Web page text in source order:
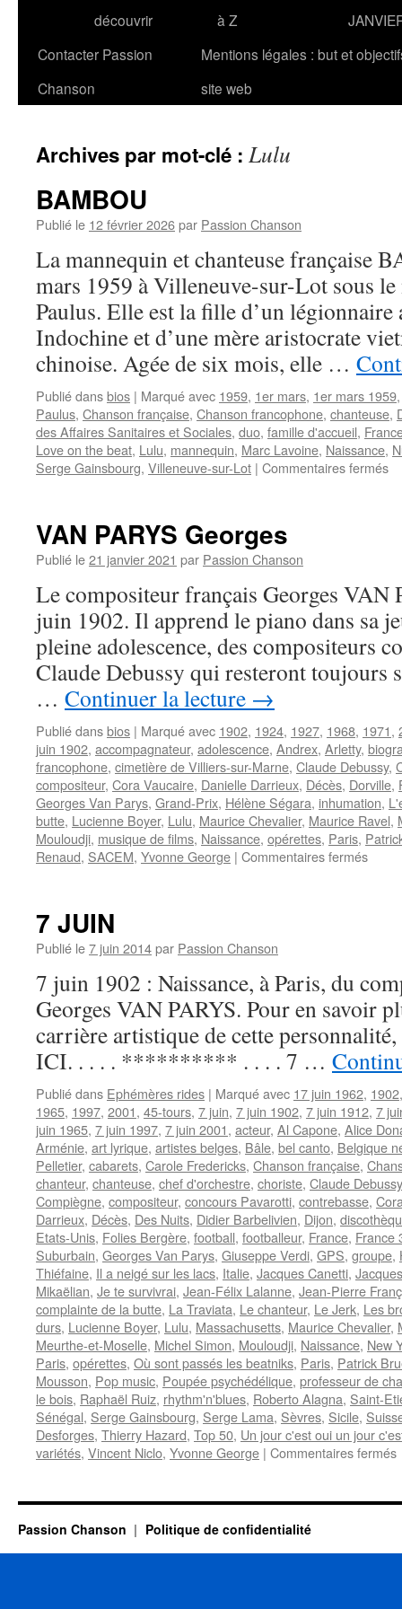
découvrir
à Z
Contacter Passion
Chanson
Mentions légales : but et
site web
Archives par mot-clé : Lulu
BAMBOU
Publié le 12 février 2026par Passion Chanson
La mannequin et chanteuse française
mars 1959 à Villeneuve-sur-Lot sous
Paulus. Elle est la fille d’un légionnaire
Indochine et d’une mère aristocrate
chinoise. Agée de six mois, elle …
Publié dansbios | Marqué avec 1959, 1er mars, 1er mars 1959
Paulus, Chanson française, Chanson francophone, chanteuse,
des Affaires Sanitaires et Sociales, duo, famille d'accueil,
Love on the beat, Lulu, mannequin, Marc Lavoine, Naissance,
Serge Gainsbourg, Villeneuve-sur-Lot | Commentaires fermés
VAN PARYS Georges
Publié le21 janvier 2021 par Passion Chanson
Le compositeur français Georges VAN
juin 1902. Il apprend le piano dans sa
pleine adolescence, des compositeurs
Claude Debussy qui resteront toujours
… Continuer la lecture →
Publié dansbios | Marqué avec 1902, 1924, 1927, 1968, 1971,
juin 1902, accompagnateur, adolescence, Andrex, Arletty,
francophone, cimetière de Villiers-sur-Marne, Claude Debussy,
compositeur, Cora Vaucaire, Danielle Darrieux, Décès, Dorville,
Georges Van Parys, Grand-Prix, Hélène Ségara, inhumation,
butte, Lucienne Boyer, Lulu, Maurice Chevalier, Maurice Ravel,
Mouloudji, musique de films, Naissance, opérettes, Paris,
Renaud, SACEM, Yvonne George | Commentaires ferméssur
7 JUIN
Publié le7 juin 2014par Passion Chanson
7 juin 1902 : Naissance, à Paris, du
Georges VAN PARYS. Pour en savoir
carrière artistique de cette
ICI. . . . . ********** . . . . 7 …
Publié dans Ephémères rides | Marqué avec 17 juin 1962, 1902
1965, 1997, 2001, 45-tours, 7 juin, 7 juin 1902, 7 juin 1912, 7
juin 1965, 7 juin 1997, 7 juin 2001, acteur, Al Capone, Alice
Arménie, art lyrique, artistes belges, Bâle, bel canto, Belgique
Pelletier, cabarets, Carole Fredericks, Chanson française,
chanteur, chanteuse, chef d'orchestre, choriste, Claude Debussy
Compiègne, compositeur, concours Pavarotti, contrebasse,
Darrieux, Décès, Des Nuits, Didier Barbelivien, Dijon,
Etats-Unis, Folies Bergère, football, footballeur, France, France
Suburbain, Georges Van Parys, Giuseppe Verdi, GPS, groupe,
Thiéfaine, Il a neigé sur les lacs, Italie, Jacques Canetti,
Mikaëlian, Je te survivrai, Jean-Félix Lalanne, Jean-Pierre
complainte de la butte, La Traviata, Le chanteur, Le Jerk, Les
durs, Lucienne Boyer, Lulu, Massachusetts, Maurice Chevalier,
Meurthe-et-Moselle, Michel Simon, Mouloudji, Naissance, New
Paris, opérettes, Où sont passés les beatniks, Paris, Patrick
Mousson, Pop music, Poupée psychédélique, professeur de
le bois, Raphaël Ruiz, rhythm'n'blues, Roberto Alagna, Saint-
Sénégal, Serge Gainsbourg, Serge Lama, Sèvres, Sicile,
Desforges, Thierry Hazard, Top 50, Un jour c'est oui un jour
variétés, Vincent Niclo, Yvonne George | Commentaires fermés
Passion Chanson Politique de confidentialité